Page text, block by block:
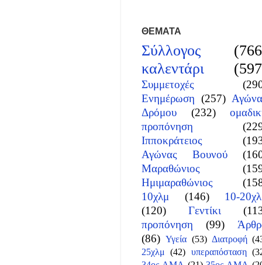
ΘΕΜΑΤΑ
Σύλλογος
καλεντάρι
Συμμετοχές
Ενημέρωση (257)
Δρόμου
(232)
προπόνηση
Ιπποκράτειος
Αγώνας Βουνού
Μαραθώνιος
Ημιμαραθώνιος
10χλμ
(146)
10-
(120)
Γεντίκι
προπόνηση
(99)
(86) Υγεία (53) Διατροφή
25χλμ (42) υπεραπόσταση